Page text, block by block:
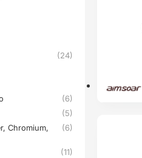
ESGOTADO
(24)
(6)
(5)
Chromium,
(6)
(11)